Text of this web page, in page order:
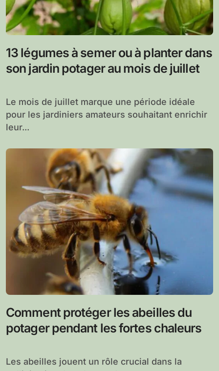
13 légumes à semer ou à planter dans
son jardin potager au mois de juillet
Le mois de juillet marque une période idéale
pour les jardiniers amateurs souhaitant enrichir
leur...
Comment protéger les abeilles du
potager pendant les fortes chaleurs
Les abeilles jouent un rôle crucial dans la